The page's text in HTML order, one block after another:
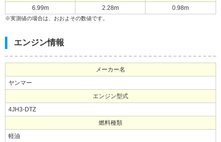
6.99m
2.28m 0.98m
※実測値の場合は、おおよその数値です。
エンジン情報
メーカー名
ヤンマー
エンジン型式
4JH3-DTZ
燃料種類
軽油